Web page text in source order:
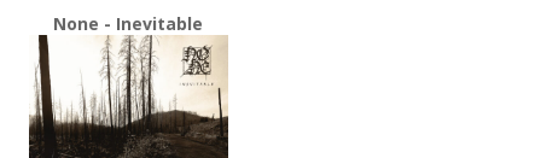
None - Inevitable